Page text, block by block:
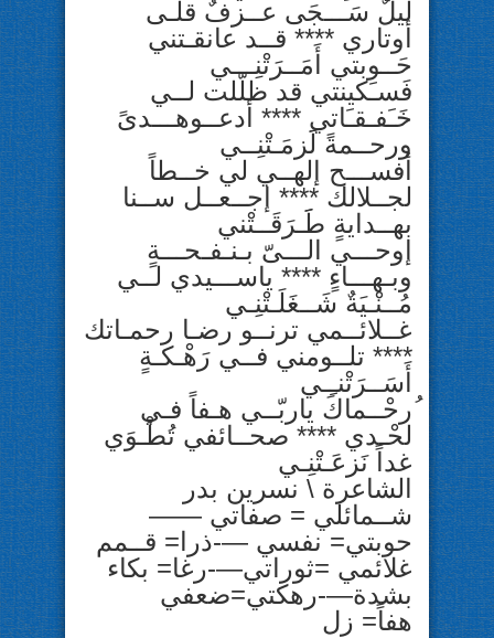
ليلٌ سَـــجَى عــزفٌ قلـى
أوتاري **** قــد عانقـتني
حَــوبتي أَمَــرَتْنِـــي
فَسـَكينتي قد ظلّلت لــي
خَـَفـقـَاتي **** أدعــوهـــدىً
ورحــمةً لََزمَـتْنِــي
أفســـح إلهــي لي خــطاً
لجــلالك **** إجــعــل ســنا
بهــدايةٍ طََـرَقَــتْني
إوحـــي الـــىّ بـنـفـحـــةٍ
وبـهـــاءٍ **** ياســـيدي لــي
مُــنْـيَةٌ شَــغَلَـتْنِـي
غــلائــمي ترنــو رضـا رحمـاتك
**** تلــومني فــي رَهْـكـةٍ
أَسَــرَتْنـِـي
ُرحْــماكَ ياربّــي هـفاً فـي
لحْـدي **** صحــائفي تُطْـوَي
غداً نَزعَـتْنِـي
الشاعرة \ نسرين بدر
شــمائلي = صفاتي ——
حوبتي= نفسي —-ذرا= قــمم
غلائمي =ثوراتي—-رغا= بكاء
بشدة—-رهكتي=ضعفي
هفاً= زل